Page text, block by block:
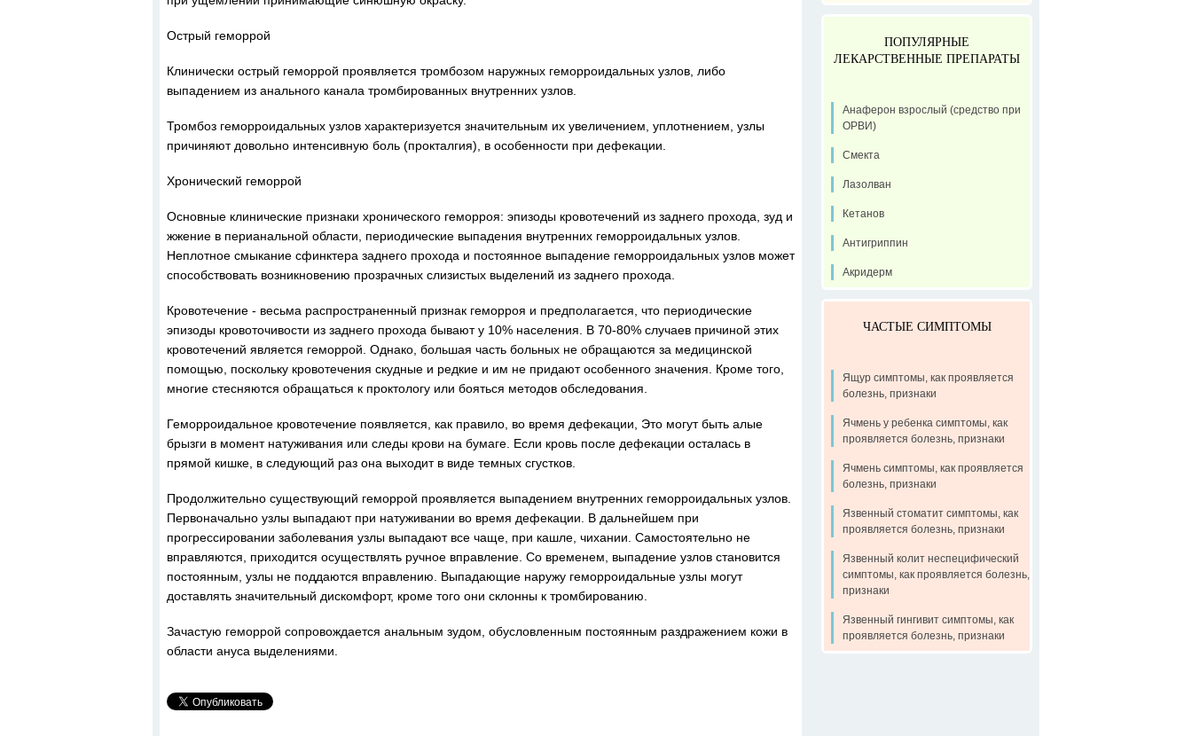
Острый геморрой
Клинически острый геморрой проявляется тромбозом наружных геморроидальных узлов, либо
выпадением из анального канала тромбированных внутренних узлов.
Тромбоз геморроидальных узлов характеризуется значительным их увеличением, уплотнением, узлы
причиняют довольно интенсивную боль (прокталгия), в особенности при дефекации.
Хронический геморрой
Основные клинические признаки хронического геморроя: эпизоды кровотечений из заднего прохода, зуд и
жжение в перианальной области, периодические выпадения внутренних геморроидальных узлов.
Неплотное смыкание сфинктера заднего прохода и постоянное выпадение геморроидальных узлов может
способствовать возникновению прозрачных слизистых выделений из заднего прохода.
Кровотечение - весьма распространенный признак геморроя и предполагается, что периодические
эпизоды кровоточивости из заднего прохода бывают у 10% населения. В 70-80% случаев причиной этих
кровотечений является геморрой. Однако, большая часть больных не обращаются за медицинской
помощью, поскольку кровотечения скудные и редкие и им не придают особенного значения. Кроме того,
многие стесняются обращаться к проктологу или бояться методов обследования.
Геморроидальное кровотечение появляется, как правило, во время дефекации, Это могут быть алые
брызги в момент натуживания или следы крови на бумаге. Если кровь после дефекации осталась в
прямой кишке, в следующий раз она выходит в виде темных сгустков.
Продолжительно существующий геморрой проявляется выпадением внутренних геморроидальных узлов.
Первоначально узлы выпадают при натуживании во время дефекации. В дальнейшем при
прогрессировании заболевания узлы выпадают все чаще, при кашле, чихании. Самостоятельно не
вправляются, приходится осуществлять ручное вправление. Со временем, выпадение узлов становится
постоянным, узлы не поддаются вправлению. Выпадающие наружу геморроидальные узлы могут
доставлять значительный дискомфорт, кроме того они склонны к тромбированию.
Зачастую геморрой сопровождается анальным зудом, обусловленным постоянным раздражением кожи в
области ануса выделениями.
ПОПУЛЯРНЫЕ
ЛЕКАРСТВЕННЫЕ ПРЕПАРАТЫ
Анаферон взрослый (средство при
ОРВИ)
Смекта
Лазолван
Кетанов
Антигриппин
Акридерм
ЧАСТЫЕ СИМПТОМЫ
Ящур симптомы, как проявляется
болезнь, признаки
Ячмень у ребенка симптомы, как
проявляется болезнь, признаки
Ячмень симптомы, как проявляется
болезнь, признаки
Язвенный стоматит симптомы, как
проявляется болезнь, признаки
Язвенный колит неспецифический
симптомы, как проявляется болезнь,
признаки
Язвенный гингивит симптомы, как
проявляется болезнь, признаки